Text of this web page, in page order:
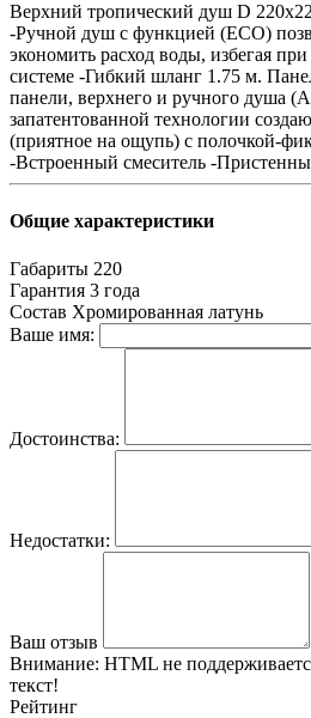
Верхний тропический душ D
-Ручной душ с функцией (ECO)
экономить расход воды, избегая
системе -Гибкий шланг 1.75 м.
панели, верхнего и ручного душа
запатентованной технологии
(приятное на ощупь) с полочкой-
-Встроенный смеситель -
Общие характеристики
Габариты 220
Гарантия 3 года
Состав Хромированная латунь
Ваше имя:
Достоинства:
Недостатки:
Ваш отзыв
Внимание: HTML не
текст!
Рейтинг